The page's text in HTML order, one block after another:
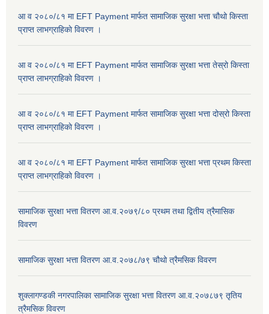
आ व २०८०/८१ मा EFT Payment मार्फत सामाजिक सुरक्षा भत्ता चौथो किस्ता
प्राप्त लाभग्राहिकाे विवरण ।
आ व २०८०/८१ मा EFT Payment मार्फत सामाजिक सुरक्षा भत्ता तेस्रो किस्ता
प्राप्त लाभग्राहिकाे विवरण ।
आ व २०८०/८१ मा EFT Payment मार्फत सामाजिक सुरक्षा भत्ता दोस्रो किस्ता
प्राप्त लाभग्राहिकाे विवरण ।
आ व २०८०/८१ मा EFT Payment मार्फत सामाजिक सुरक्षा भत्ता प्रथम किस्ता
प्राप्त लाभग्राहिकाे विवरण ।
सामाजिक सुरक्षा भत्ता वितरण आ.व.२०७९/८० प्रथम तथा द्वितीय त्रैमासिक
विवरण
सामाजिक सुरक्षा भत्ता वितरण आ.व.२०७८/७९ चौथो त्रैमसिक विवरण
शुक्लागण्डकी नगरपालिका सामाजिक सुरक्षा भत्ता वितरण आ.व.२०७८७९ तृतिय
त्रैमसिक विवरण